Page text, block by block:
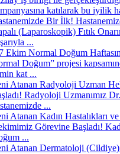
katılarak bu iyilik
Bir İlk!
(Laparoskopik) Fıtık
...
Ekim Normal Doğum
Doğum” projesi
kat ...
Atanan Radyoloji Uzman
Radyoloji Uzmanımız
...
Atanan Kadın Hastalıkları
Görevine Başladı!
...
Atanan Dermatoloji